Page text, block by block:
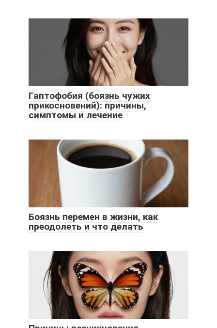
Гаптофобия (боязнь чужих
прикосновений): причины,
симптомы и лечение
Боязнь перемен в жизни, как
преодолеть и что делать